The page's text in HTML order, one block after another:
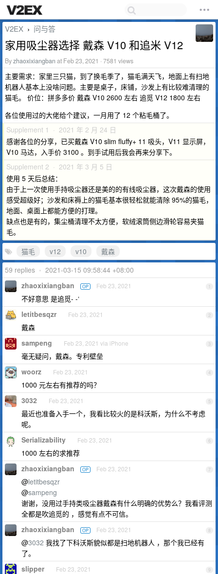
V2EX › 问与答
家用吸尘器选择 戴森 V10 和追米 V12
Byzhaoxixiangban at Feb 23, 2021 · 7581 views
主要需求：家里三只猫，到了换毛季了，猫毛满天飞，地面上有扫地
机器人基本上没啥问题。主要是桌子，床铺，沙发上有比较难清理的
猫毛。 价位：拼多多价 戴森 V10 2600 左右 追觅 V12 1800 左右
各位使用过的大佬给个建议，一月用了 12 个粘毛桶了。
Supplement 1 · 2021 年 2 月 24 日
感谢各位的分享，已买戴森 V10 slim fluffy+ 11 吸头，V11 显示屏，
V10 马达，入手价 3100 。到手试用后我会再来分享下。
Supplement 2 · 2021 年 3 月 5 日
使用 5 天后总结：
由于上一次使用手持吸尘器还是美的的有线吸尘器，这次戴森的使用
感受超级好；沙发和床褥上的猫毛基本很轻松就能清除 95%的猫毛，
地面、桌面上都能方便的打理。
缺点也是有的，集尘桶清理不太方便，软绒滚筒侧边滑轮容易夹猫
毛。
猫毛
v12 v10
戴森
59 replies • 2021-03-15 09:58:44 +08:00
1
zhaoxixiangban OP Feb 23, 2021
不好意思 是追觅- -‘
2
letitbesqzr Feb 23, 2021
戴森
3
sampeng Feb 23, 2021 via iPhone
毫无疑问，戴森。专利壁垒
4
woorz Feb 23, 2021
1000 元左右有推荐的吗？
5
3032 Feb 23, 2021
最近也准备入手一个，我看比较火的是科沃斯，为什么不考虑
呢。
6
Serializability Feb 23, 2021
1000 左右的求推荐
7
zhaoxixiangban OP Feb 23, 2021
@letitbesqzr
@sampeng
谢谢，没用过手持类吸尘器戴森有什么明确的优势么？我看评测
全都是吹追觅的 ，感觉有点不可信。
8
zhaoxixiangban OP Feb 23, 2021
@3032 我找了下科沃斯貌似都是扫地机器人 ，那个我已经有
了。
9
slipper Feb 23, 2021